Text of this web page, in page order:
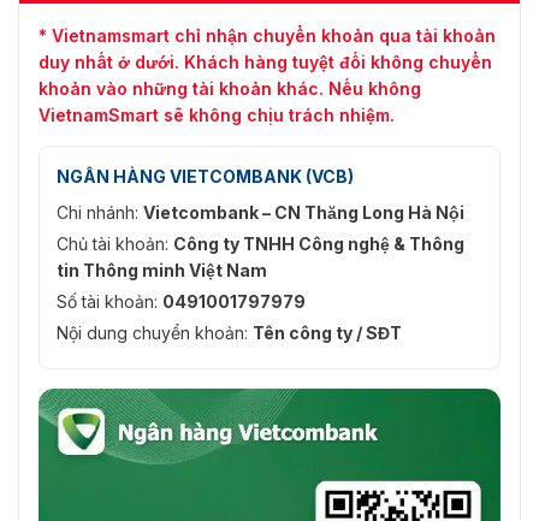
* Vietnamsmart chỉ nhận chuyển khoản qua tài khoản
duy nhất ở dưới. Khách hàng tuyệt đối không chuyển
khoản vào những tài khoản khác. Nếu không
VietnamSmart sẽ không chịu trách nhiệm.
NGÂN HÀNG VIETCOMBANK (VCB)
Chi nhánh: Vietcombank – CN Thăng Long Hà Nội
Chủ tài khoản: Công ty TNHH Công nghệ & Thông
tin Thông minh Việt Nam
Số tài khoản: 0491001797979
Nội dung chuyển khoản: Tên công ty / SĐT